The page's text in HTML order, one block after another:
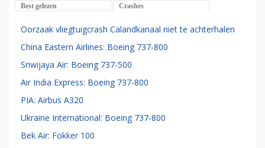
Best gelezen Crashes
Oorzaak vliegtuigcrash Calandkanaal niet te achterhalen
China Eastern Airlines: Boeing 737-800
Sriwijaya Air: Boeing 737-500
Air India Express: Boeing 737-800
PIA: Airbus A320
Ukraine International: Boeing 737-800
Bek Air: Fokker 100